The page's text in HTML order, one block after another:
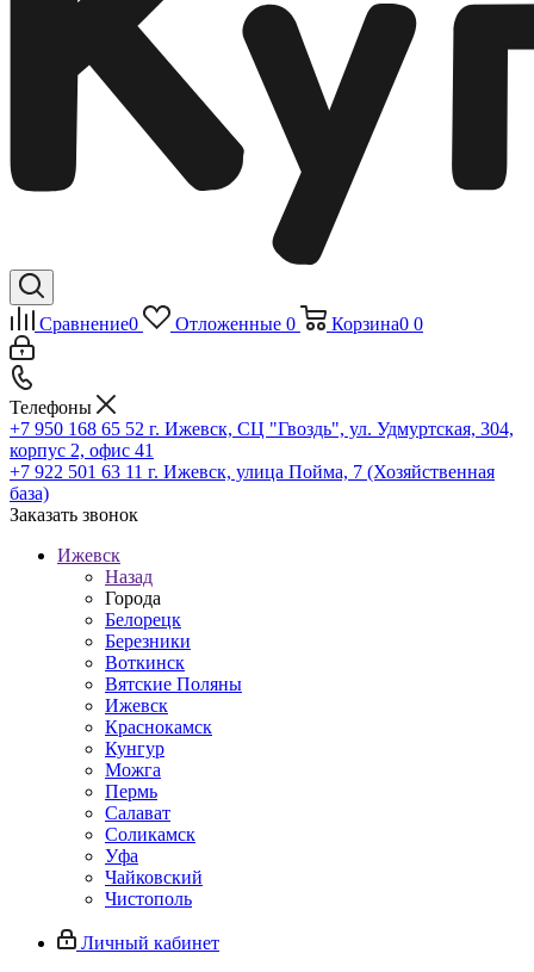
Сравнение0 Отложенные 0 Корзина0 0
Телефоны
+7 950 168 65 52 г. Ижевск, СЦ "Гвоздь", ул. Удмуртская, 304,
корпус 2, офис 41
+7 922 501 63 11 г. Ижевск, улица Пойма, 7 (Хозяйственная
база)
Заказать звонок
Ижевск
Назад
Города
Белорецк
Березники
Воткинск
Вятские Поляны
Ижевск
Краснокамск
Кунгур
Можга
Пермь
Салават
Соликамск
Уфа
Чайковский
Чистополь
Личный кабинет